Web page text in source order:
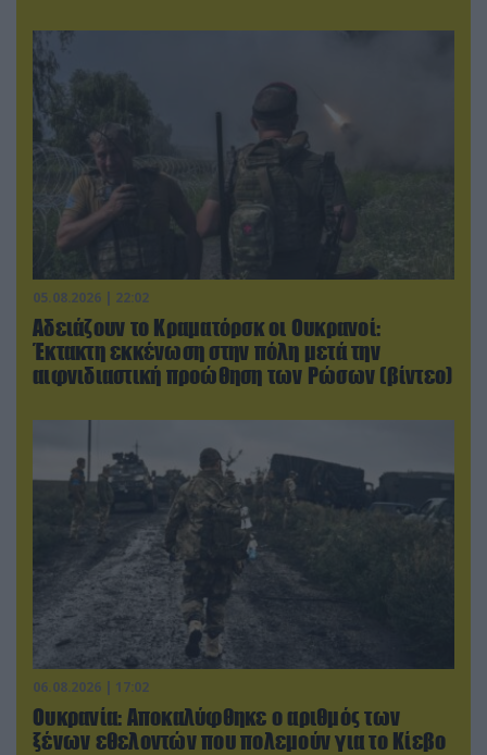
05.08.2026 | 22:02
Αδειάζουν το Κραματόρσκ οι Ουκρανοί:
Έκτακτη εκκένωση στην πόλη μετά την
αιφνιδιαστική προώθηση των Ρώσων (βίντεο)
06.08.2026 | 17:02
Ουκρανία: Αποκαλύφθηκε ο αριθμός των
ξένων εθελοντών που πολεμούν για το Κίεβο